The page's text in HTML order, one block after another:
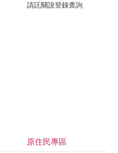
請託關說登錄查詢
原住民專區